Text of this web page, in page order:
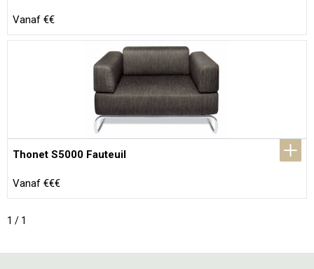
Vanaf €€
Thonet S5000 Fauteuil
Vanaf €€€
1 / 1